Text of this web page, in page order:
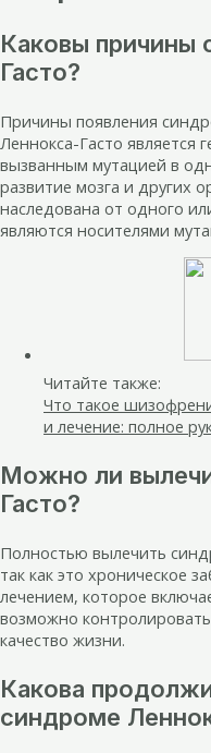
Каковы причины
Гасто?
Причины появления
Леннокса-Гасто является
вызванным мутацией в
развитие мозга и других
наследована от одного
являются носителями
Читайте также:
Что такое
и лечение: полное
Можно ли
Гасто?
Полностью вылечить
так как это хроническое
лечением, которое
возможно
качество жизни.
Какова
синдроме